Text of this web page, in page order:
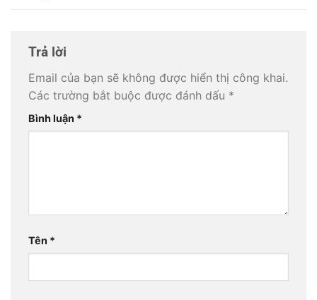
Trả lời
Email của bạn sẽ không được hiển thị công khai.
Các trường bắt buộc được đánh dấu *
Bình luận *
Tên *